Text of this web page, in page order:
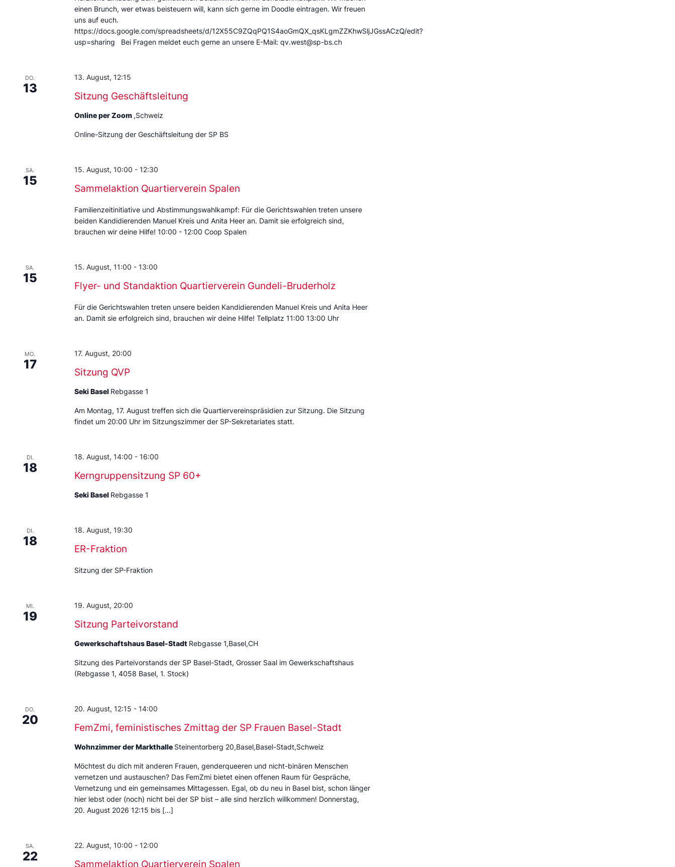
einen Brunch, wer etwas beisteuern will, kann sich gerne im Doodle eintragen. Wir freuen
uns auf euch.
https://docs.google.com/spreadsheets/d/12X55C9ZQqPQ1S4aoGmQX_qsKLgmZZKhwSljJGssACzQ/edit?
usp=sharing Bei Fragen meldet euch gerne an unsere E-Mail: qv.west@sp-bs.ch
DO.
13
Sitzung Geschäftsleitung
13. August, 12:15
Online per Zoom ,Schweiz
Online-Sitzung der Geschäftsleitung der SP BS
SA.
15
Sammelaktion Quartierverein Spalen
15. August, 10:00 - 12:30
Familienzeitinitiative und Abstimmungswahlkampf: Für die Gerichtswahlen treten unsere
beiden Kandidierenden Manuel Kreis und Anita Heer an. Damit sie erfolgreich sind,
brauchen wir deine Hilfe! 10:00 - 12:00 Coop Spalen
SA.
15
Flyer- und Standaktion Quartierverein Gundeli-Bruderholz
15. August, 11:00 - 13:00
Für die Gerichtswahlen treten unsere beiden Kandidierenden Manuel Kreis und Anita Heer
an. Damit sie erfolgreich sind, brauchen wir deine Hilfe! Tellplatz 11:00 13:00 Uhr
MO.
17
Sitzung QVP
17. August, 20:00
Seki Basel Rebgasse 1
Am Montag, 17. August treffen sich die Quartiervereinspräsidien zur Sitzung. Die Sitzung
findet um 20:00 Uhr im Sitzungszimmer der SP-Sekretariates statt.
DI.
18
Kerngruppensitzung SP 60+
18. August, 14:00 - 16:00
Seki Basel Rebgasse 1
DI.
18
ER-Fraktion
18. August, 19:30
Sitzung der SP-Fraktion
MI.
19
Sitzung Parteivorstand
19. August, 20:00
Gewerkschaftshaus Basel-Stadt Rebgasse 1,Basel,CH
Sitzung des Parteivorstands der SP Basel-Stadt, Grosser Saal im Gewerkschaftshaus
(Rebgasse 1, 4058 Basel, 1. Stock)
DO.
20
FemZmi, feministisches Zmittag der SP Frauen Basel-Stadt
20. August, 12:15 - 14:00
Wohnzimmer der Markthalle Steinentorberg 20,Basel,Basel-Stadt,Schweiz
Möchtest du dich mit anderen Frauen, genderqueeren und nicht-binären Menschen
vernetzen und austauschen? Das FemZmi bietet einen offenen Raum für Gespräche,
Vernetzung und ein gemeinsames Mittagessen. Egal, ob du neu in Basel bist, schon länger
hier lebst oder (noch) nicht bei der SP bist – alle sind herzlich willkommen! Donnerstag,
20. August 2026 12:15 bis […]
SA.
22
Sammelaktion Quartierverein Spalen
22. August, 10:00 - 12:00